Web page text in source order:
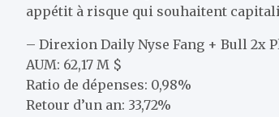
appétit à risque qui souhaitent
– Direxion Daily Nyse Fang + Bull 2x
AUM: 62,17 M $
Ratio de dépenses: 0,98%
Retour d’un an: 33,72%